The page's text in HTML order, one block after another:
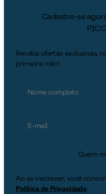
Cadastre-se
Receba ofertas exclusivas,
primeira mão!
Quero
Ao se inscrever, você
Política de Privacidade.